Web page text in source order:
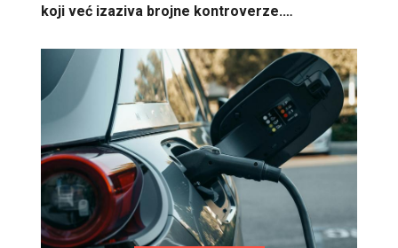
koji već izaziva brojne kontroverze.…